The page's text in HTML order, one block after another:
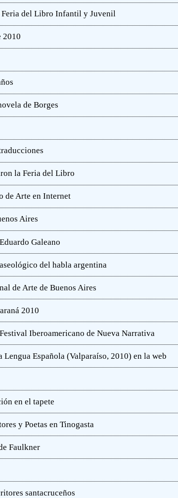
Feria del Libro Infantil y Juvenil
2010
de Borges
la Feria del Libro
de Arte en Internet
Aires
Galeano
del habla argentina
de Arte de Buenos Aires
2010
Iberoamericano de Nueva Narrativa
Española (Valparaíso, 2010) en la web
en el tapete
y Poetas en Tinogasta
Faulkner
santacruceños